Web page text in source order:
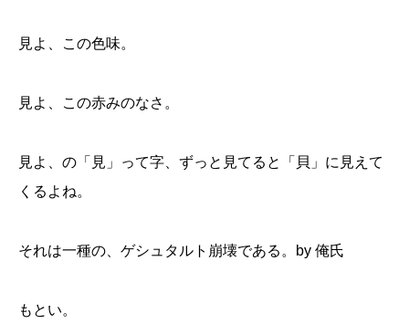
見よ、この色味。
見よ、この赤みのなさ。
見よ、の「見」って字、ずっと見てると「貝」に見えて
くるよね。
それは一種の、ゲシュタルト崩壊である。by 俺氏
もとい。